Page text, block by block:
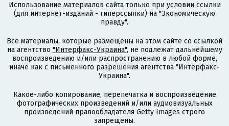
Использование материалов сайта только при условии ссылки
(для интернет-изданий - гиперссылки) на "Экономическую
правду".
Все материалы, которые размещены на этом сайте со ссылкой
на агентство "Интерфакс-Украина", не подлежат дальнейшему
воспроизведению и/или распространению в любой форме,
иначе как с письменного разрешения агентства "Интерфакс-
Украина".
Какое-либо копирование, перепечатка и воспроизведение
фотографических произведений и/или аудиовизуальных
произведений правообладателя Getty Images строго
запрещены.